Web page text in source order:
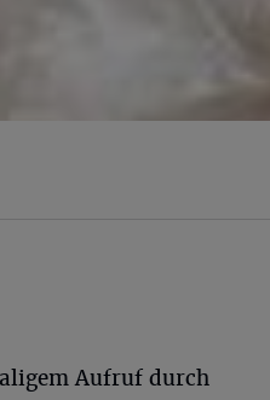
Aufruf durch